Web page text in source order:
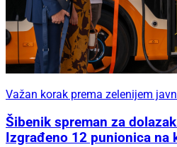
Važan korak prema zelenijem
Šibenik spreman za
Izgrađeno 12 punionica na